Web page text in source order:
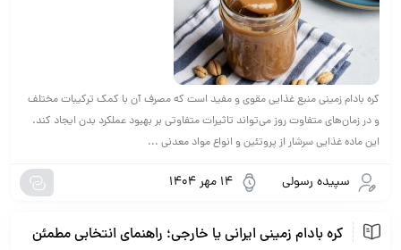
کره بادام زمینی منبع غذایی مقوی و مفید است که مصرف آن با کمک ترکیبات مختلف
و در زمان‌های متفاوت روز می‌تواند تاثیرات متفاوتی بر بهبود عملکرد بدن ایجاد کند.
این ماده غذایی سرشار از پروتئین و انواع مواد معدنی ...
سپیده رسولی 14 مهر 1404
کره بادام زمینی ایرانی یا خارجی؛ راهنمای انتخابی مطمئن